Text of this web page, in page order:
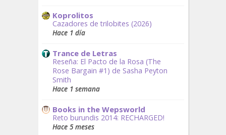
Koprolitos
Cazadores de trilobites (2026)
Hace 1 día
Trance de Letras
Reseña: El Pacto de la Rosa (The
Rose Bargain #1) de Sasha Peyton
Smith
Hace 1 semana
Books in the Wepsworld
Reto burundis 2014: RECHARGED!
Hace 5 meses